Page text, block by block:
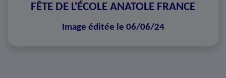
FÊTE DE L'ÉCOLE ANATOLE FRANCE
Image éditée le 06/06/24